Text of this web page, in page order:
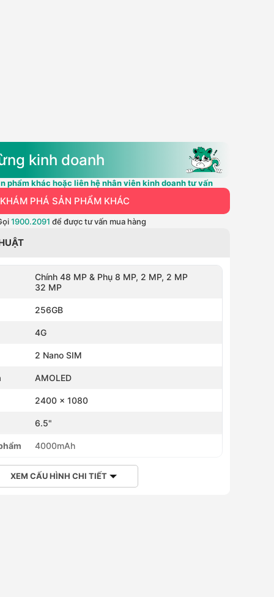
kinh doanh
phẩm khác hoặc liên hệ nhân viên kinh doanh tư vấn
KHÁM PHÁ SẢN PHẨM KHÁC
1900.2091 để được tư vấn mua hàng
Chính 48 MP & Phụ 8 MP, 2 MP, 2 MP
32 MP
256GB
4G
2 Nano SIM
AMOLED
2400 x 1080
6.5"
4000mAh
XEM CẤU HÌNH CHI TIẾT